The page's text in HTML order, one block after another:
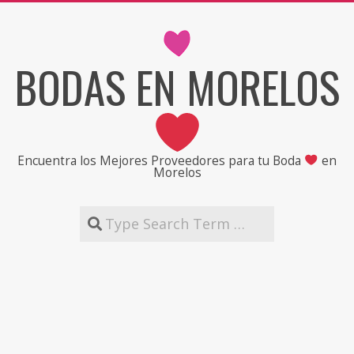
BODAS EN MORELOS
Encuentra los Mejores Proveedores para tu Boda en
Morelos
Search